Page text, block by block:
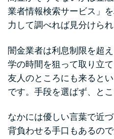
業者情報検索サービス」
力して調べれば見分けられ
闇金業者は利息制限を超
学の時間を狙って取り立
友人のところにも来ると
です。手段を選ばず、と
なかには優しい言葉で近
背負わせる手口もあるの